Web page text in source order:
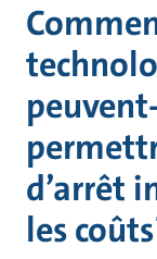
d’arrêt
les